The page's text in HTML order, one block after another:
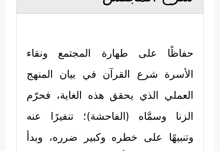
حفاظًا على طهارة المجتمع ونقاء
الأسرة شرع القرآن في بيان المنهج
العملي الذي يحقق هذه الغاية، فحرّم
الزنا وسمَّاه (الفاحشة)؛ تنفيرًا عنه
وتنبيهًا على خطره وكبير ضرره، وبدأ